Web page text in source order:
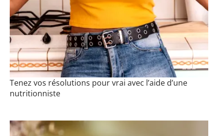
Tenez vos résolutions pour vrai avec l’aide d’une
nutritionniste